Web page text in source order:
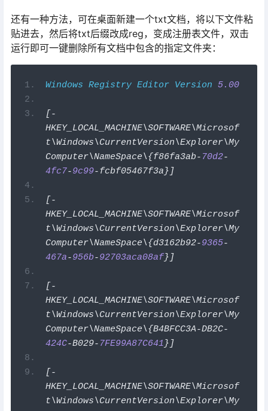
还有一种方法，可在桌面新建一个txt文档，将以下文件粘
贴进去，然后将txt后缀改成reg，变成注册表文件，双击
运行即可一键删除所有文档中包含的指定文件夹：
Windows Registry Editor Version 5.00
[-
HKEY_LOCAL_MACHINE\SOFTWARE\Microsof
t\Windows\CurrentVersion\Explorer\My
Computer\NameSpace\{f86fa3ab- 70d2-
4fc7-9c99-fcbf05467f3a }]
[-
HKEY_LOCAL_MACHINE\SOFTWARE\Microsof
t\Windows\CurrentVersion\Explorer\My
Computer\NameSpace\{d3162b92-9365-
467a-956b-92703aca08af}]
[-
HKEY_LOCAL_MACHINE\SOFTWARE\Microsof
t\Windows\CurrentVersion\Explorer\My
Computer\NameSpace\{B4BFCC3A-DB2C-
424C-B029- 7FE99A87C641 }]
[-
HKEY_LOCAL_MACHINE\SOFTWARE\Microsof
t\Windows\CurrentVersion\Explorer\My